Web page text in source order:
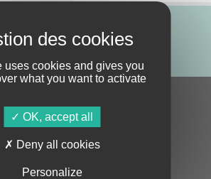
ABONNE-TOI !
À LA NEWSLETTER
uses cookies and gives you
what you want to activate
OK, accept all
Deny all cookies
Personalize